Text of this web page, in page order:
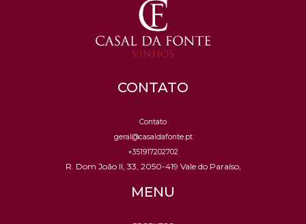
CONTATO
Contato
geral@casaldafonte.pt
+351917202702
R. Dom João II, 33, 2050-419 Vale do Paraíso,
MENU